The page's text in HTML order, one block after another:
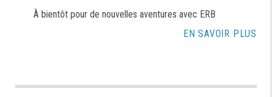
À bientôt pour de nouvelles aventures avec ERB
EN SAVOIR PLUS